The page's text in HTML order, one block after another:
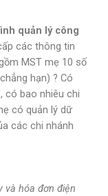
quản lý công
các thông tin
MST mẹ 10 số
hạn) ? Có
có bao nhiêu chi
có quản lý dữ
các chi nhánh
và hóa đơn điện